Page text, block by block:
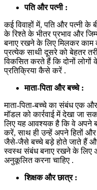
पति और पत्नी :
कई विवाहों में, पति और पत्नी के
के रिश्ते के भीतर प्रभाव और
बनाए रखने के लिए मिलकर काम
प्रत्येक साथी दूसरे को बेहतर
विकसित करते हैं कि दोनों
प्रतिक्रिया कैसे करें .
माता-पिता और बच्चे :
माता-पिता-बच्चे का संबंध एक
मॉडल को कार्रवाई में देखा जा
लिए यह आवश्यक है कि वे अपने
करें, साथ ही उन्हें अपने हितों और
जैसे-जैसे बच्चे बड़े होते जाते हैं और
स्वस्थ संबंध बनाए रखने के लिए
अनुकूलित करना चाहिए .
शिक्षक और छात्र :